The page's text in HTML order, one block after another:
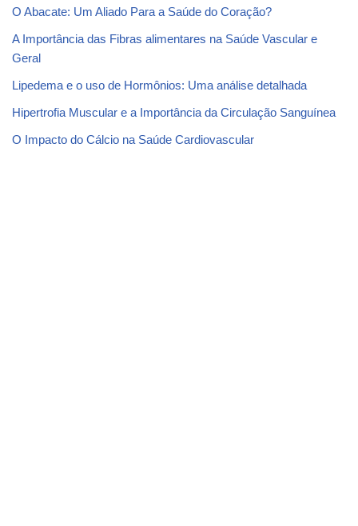
O Abacate: Um Aliado Para a Saúde do Coração?
A Importância das Fibras alimentares na Saúde Vascular e
Geral
Lipedema e o uso de Hormônios: Uma análise detalhada
Hipertrofia Muscular e a Importância da Circulação Sanguínea
O Impacto do Cálcio na Saúde Cardiovascular